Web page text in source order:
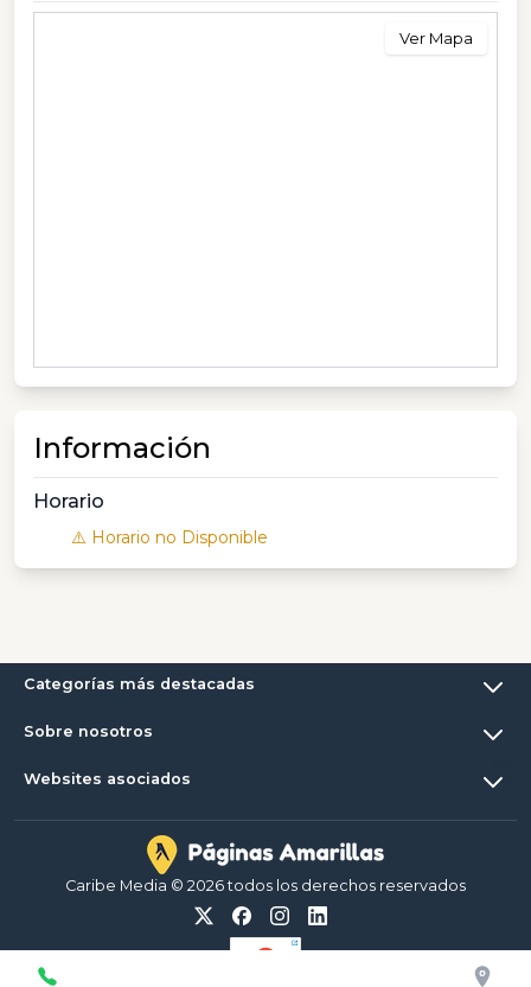
Ver Mapa
Información
Horario
⚠️ Horario no Disponible
Categorías más destacadas
Sobre nosotros
Websites asociados
Caribe Media © 2026 todos los derechos reservados